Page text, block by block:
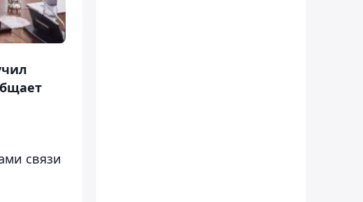
связи